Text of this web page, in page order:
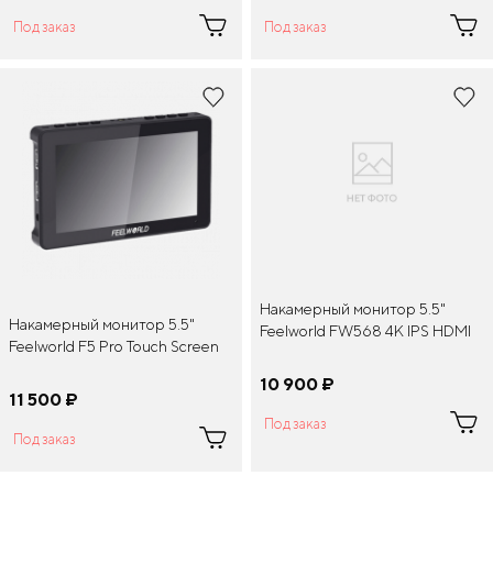
Под заказ Под заказ
Накамерный монитор 5.5"
Feelworld F5 Pro Touch Screen
11 500 ¤
Под заказ
Накамерный монитор 5.5"
Feelworld FW568 4K IPS HDMI
10 900 ¤
Под заказ